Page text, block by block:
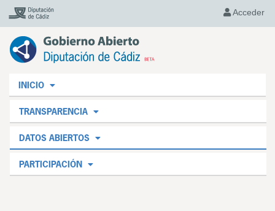
Acceder
INICIO
TRANSPARENCIA
DATOS ABIERTOS
PARTICIPACIÓN